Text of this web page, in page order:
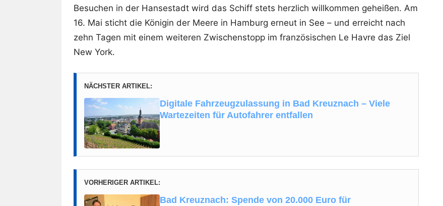
Besuchen in der Hansestadt wird das Schiff stets herzlich willkommen geheißen. Am
16. Mai sticht die Königin der Meere in Hamburg erneut in See – und erreicht nach
zehn Tagen mit einem weiteren Zwischenstopp im französischen Le Havre das Ziel
New York.
NÄCHSTER ARTIKEL:
Digitale Fahrzeugzulassung in Bad Kreuznach – Viele
Wartezeiten für Autofahrer entfallen
VORHERIGER ARTIKEL:
Bad Kreuznach: Spende von 20.000 Euro für